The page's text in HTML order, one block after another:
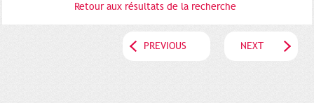
Retour aux résultats de la recherche
PREVIOUS NEXT